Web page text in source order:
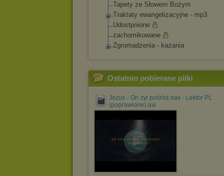
Tapety ze Słowem Bożym
Traktaty ewangelizacyjne - mp3
Udostpnione
zachomikowane
Zgromadzenia - kazania
Ostatnio pobierane pliki
Jezus - On żył pośród nas - Lektor PL
(poprawione).avi